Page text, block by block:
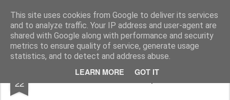
This site uses cookies from Google to deliver its services
and to analyze traffic. Your IP address and user-agent are
shared with Google along with performance and security
metrics to ensure quality of service, generate usage
statistics, and to detect and address abuse.
LEARN MORE GOT IT
Geopalavras
canal800 clique ZapCanal
22 Leandro e o compostor.